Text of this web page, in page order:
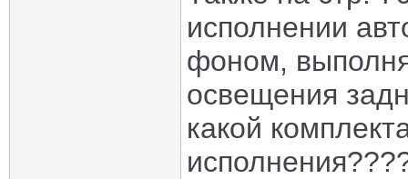
исполнении
фоном,
освещения
какой